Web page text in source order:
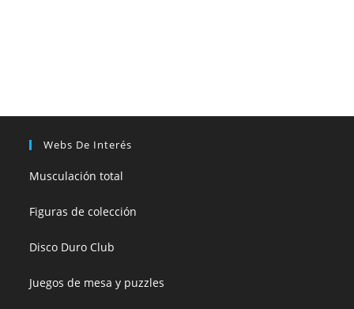
Webs De Interés
Musculación total
Figuras de colección
Disco Duro Club
Juegos de mesa y puzzles